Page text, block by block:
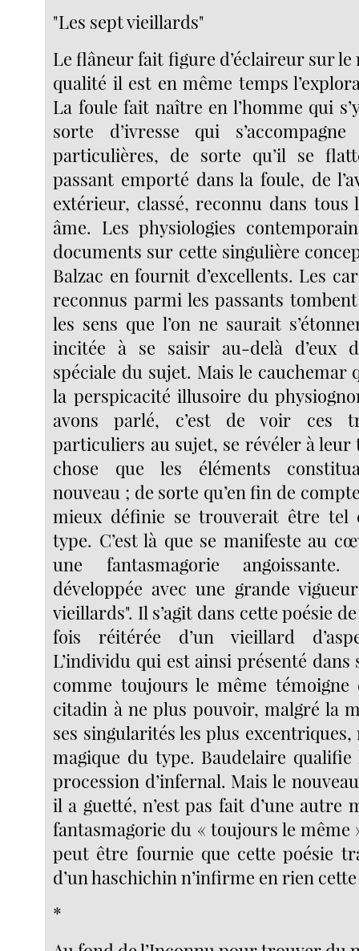
"Les sept vieillards"
Le flâneur fait figure d’éclaireur sur le
qualité il est en même temps
La foule fait naître en l’homme qui
sorte d’ivresse qui
particulières, de sorte qu’il se
passant emporté dans la foule, de
extérieur, classé, reconnu dans tous
âme. Les physiologies
documents sur cette singulière
Balzac en fournit d’excellents. Les
reconnus parmi les passants
les sens que l’on ne saurait
incitée à se saisir au-delà d’eux
spéciale du sujet. Mais le cauchemar
la perspicacité illusoire du
avons parlé, c’est de voir ces
particuliers au sujet, se révéler à leur
chose que les éléments
nouveau ; de sorte qu’en fin de
mieux définie se trouverait être tel
type. C’est là que se manifeste au
une fantasmagorie angoissante.
développée avec une grande
vieillards". Il s’agit dans cette poésie
fois réitérée d’un vieillard
L’individu qui est ainsi présenté
comme toujours le même témoigne
citadin à ne plus pouvoir, malgré la
ses singularités les plus
magique du type. Baudelaire qualifie
procession d’infernal. Mais le
il a guetté, n’est pas fait d’une autre
fantasmagorie du « toujours le même
peut être fournie que cette poésie
d’un haschichin n’infirme en rien
*